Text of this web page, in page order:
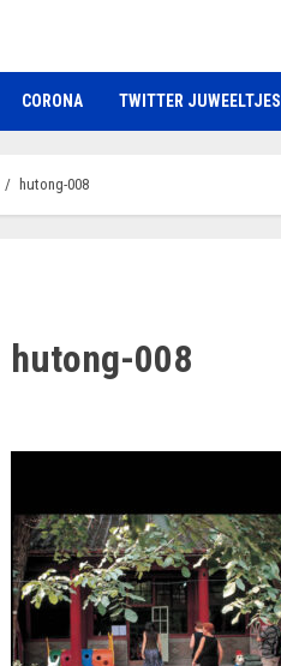
CORONA TWITTER JUWEELTJES
hutong-008
hutong-008